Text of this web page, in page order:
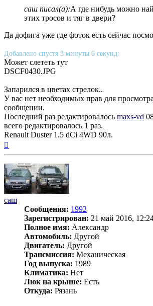
саш писал(а):А где нибудь можно
этих тросов и тяг в двери?
Да дофига уже где фоток есть сейчас
Добавлено спустя 3 минуты 6 секунд:
Может слететь тут
DSCF0430.JPG
Запарился в цветах стрелок..
У вас нет необходимых прав для
сообщении.
Последний раз редактировалось maxs-vd
всего редактировалось 1 раз.
Renault Duster 1.5 dCi 4WD 90л.
саш
Сообщения: 1992
Зарегистрирован: 21 май 2016,
Полное имя: Александр
Автомобиль: Другой
Двигатель: Другой
Трансмиссия: Механическая
Год выпуска: 1989
Климатика: Нет
Люк на крыше: Есть
Откуда: Рязань